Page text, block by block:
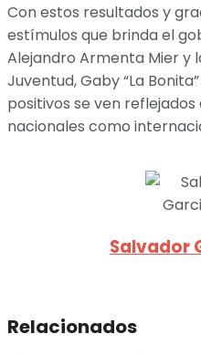
Con estos resultados y
estímulos que brinda el
Alejandro Armenta Mier y
Juventud, Gaby “La
positivos se ven
nacionales como
Salvador
Relacionados